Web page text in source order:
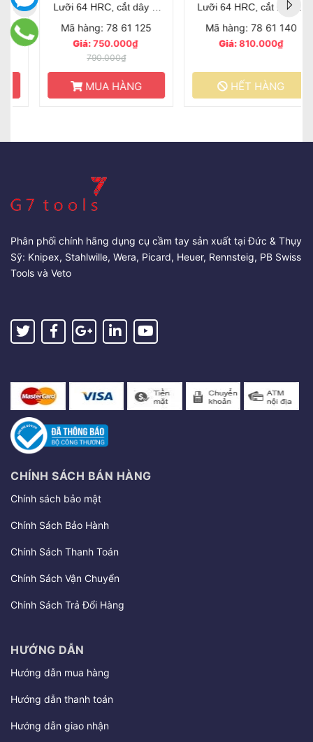
Lưỡi 64 HRC, cắt dây Ø
0.2-1.6 mm
Mã hàng: 78 61 125
750.000₫
790.000₫
MUA HÀNG
Lưỡi 64 HRC, cắt Ø 0.2-
2.1 mm
Mã hàng: 78 61 140
810.000₫
HẾT HÀNG
Phân phối chính hãng dụng cụ cầm tay sản xuất tại Đức & Thụy
Sỹ: Knipex, Stahlwille, Wera, Picard, Heuer, Rennsteig, PB Swiss
Tools và Veto
CHÍNH SÁCH BÁN HÀNG
Chính sách bảo mật
Chính Sách Bảo Hành
Chính Sách Thanh Toán
Chính Sách Vận Chuyển
Chính Sách Trả Đổi Hàng
HƯỚNG DẪN
Hướng dẫn mua hàng
Hướng dẫn thanh toán
Hướng dẫn giao nhận